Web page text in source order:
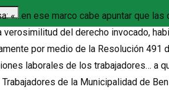
«…en ese marco cabe apuntar que
verosimilitud del derecho invocado,
por medio de la Resolución 491
laborales de los trabajadores… a
de la Municipalidad de